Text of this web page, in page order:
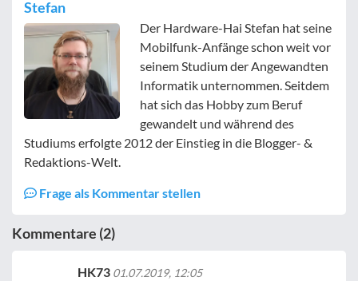
Stefan
Der Hardware-Hai Stefan hat seine
Mobilfunk-Anfänge schon weit vor
seinem Studium der Angewandten
Informatik unternommen. Seitdem
hat sich das Hobby zum Beruf
gewandelt und während des
Studiums erfolgte 2012 der Einstieg in die Blogger- &
Redaktions-Welt.
Frage als Kommentar stellen
Kommentare (2)
HK73 01.07.2019, 12:05